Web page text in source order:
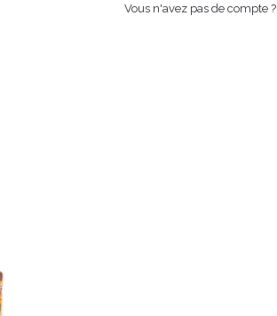
Vous n'avez pas de compte ?